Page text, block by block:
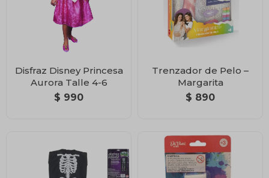
Disfraz Disney Princesa
Aurora Talle 4-6
$ 990
Trenzador de Pelo –
Margarita
$ 890